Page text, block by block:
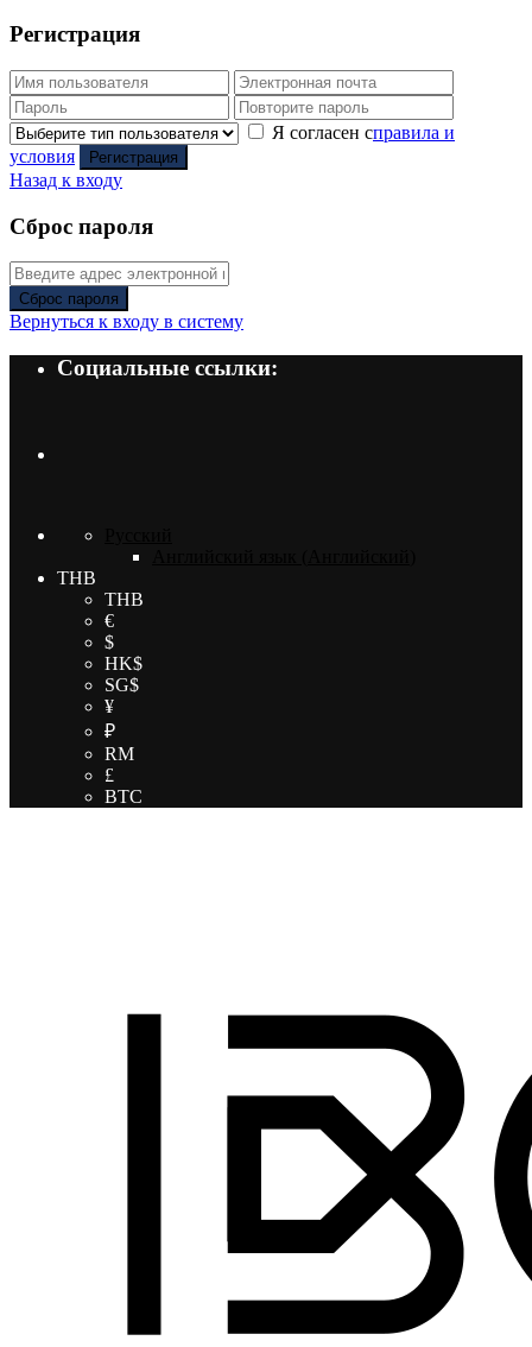
Регистрация
Я согласен справила и
условия
Регистрация
Назад к входу
Сброс пароля
Сброс пароля
Вернуться к входу в систему
Социальные ссылки:
THB
THB
€
$
HK$
SG$
¥
₽
RM
£
BTC